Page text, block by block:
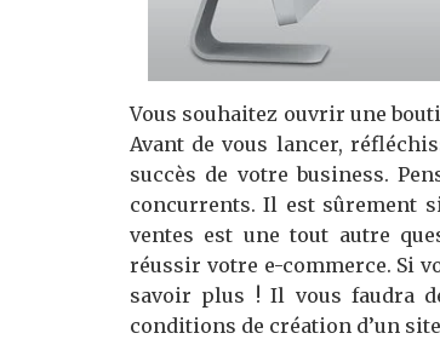
Vous souhaitez ouvrir une
Avant de vous lancer,
succès de votre business.
concurrents. Il est sûrement
ventes est une tout autre
réussir votre e-commerce. Si
savoir plus ! Il vous faudra
conditions de création d’un